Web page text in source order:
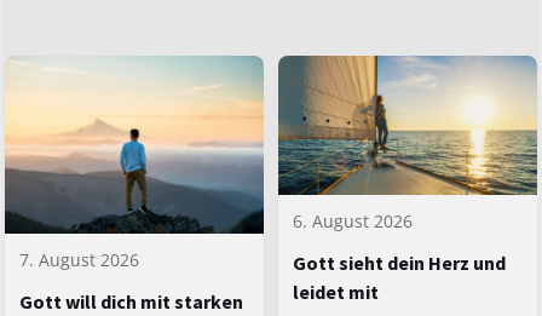
7. August 2026
Gott will dich mit starken
6. August 2026
Gott sieht dein Herz und
leidet mit